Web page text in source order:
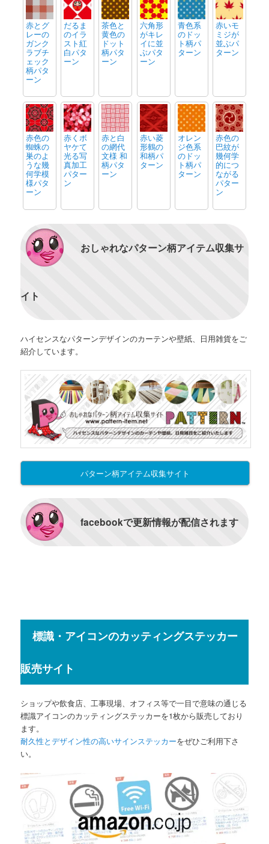
赤とグ
レーの
ガンク
ラブチ
ェック
柄パタ
ーン
だるま
のイラ
スト紅
白パタ
ーン
茶色と
黄色の
ドット
柄パタ
ーン
六角形
がキレ
イに並
ぶパタ
ーン
青色系
のドッ
ト柄パ
ターン
赤いモ
ミジが
並ぶパ
ターン
赤色の
蜘蛛の
巣のよ
うな幾
何学模
様パタ
ーン
赤くボ
ヤケて
光る写
真加工
パター
ン
赤と白
の網代
文様 和
柄パタ
ーン
赤い菱
形鶴の
和柄パ
ターン
オレン
ジ色系
のドッ
ト柄パ
ターン
赤色の
巴紋が
幾何学
的につ
ながる
パター
ン
おしゃれなパターン柄アイテム収集サ
イト
ハイセンスなパターンデザインのカーテンや壁紙、日用雑貨をご
紹介しています。
パターン柄アイテム収集サイト
facebookで更新情報が配信されます
標識・アイコンのカッティングステッカー
販売サイト
ショップや飲食店、工事現場、オフィス等で一目で意味の通じる
標識アイコンのカッティングステッカーを1枚から販売しており
ます。
耐久性とデザイン性の高いサインステッカーをぜひご利用下さ
い。